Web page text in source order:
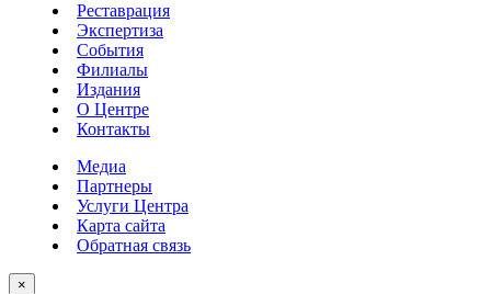
Реставрация
Экспертиза
События
Филиалы
Издания
О Центре
Контакты
Медиа
Партнеры
Услуги Центра
Карта сайта
Обратная связь
×